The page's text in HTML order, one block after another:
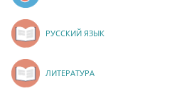
РУССКИЙ ЯЗЫК
ЛИТЕРАТУРА